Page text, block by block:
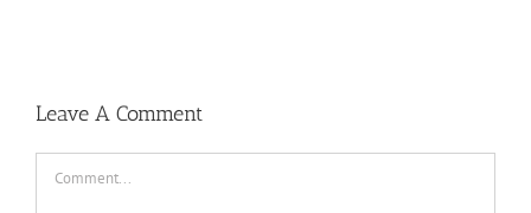
Leave A Comment